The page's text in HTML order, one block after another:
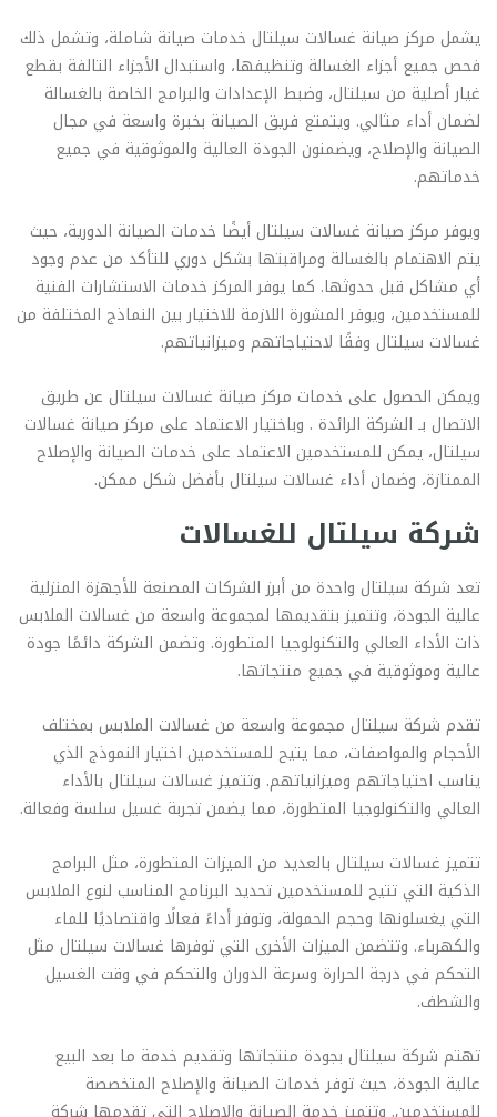
يشمل مركز صيانة غسالات سيلتال خدمات صيانة شاملة، وتشمل ذلك
فحص جميع أجزاء الغسالة وتنظيفها، واستبدال الأجزاء التالفة بقطع
غيار أصلية من سيلتال، وضبط الإعدادات والبرامج الخاصة بالغسالة
لضمان أداء مثالي. ويتمتع فريق الصيانة بخبرة واسعة في مجال
الصيانة والإصلاح، ويضمنون الجودة العالية والموثوقية في جميع
خدماتهم.
ويوفر مركز صيانة غسالات سيلتال أيضًا خدمات الصيانة الدورية، حيث
يتم الاهتمام بالغسالة ومراقبتها بشكل دوري للتأكد من عدم وجود
أي مشاكل قبل حدوثها. كما يوفر المركز خدمات الاستشارات الفنية
للمستخدمين، ويوفر المشورة اللازمة للاختيار بين النماذج المختلفة من
غسالات سيلتال وفقًا لاحتياجاتهم وميزانياتهم.
ويمكن الحصول على خدمات مركز صيانة غسالات سيلتال عن طريق
الاتصال بـ الشركة الرائدة . وباختيار الاعتماد على مركز صيانة غسالات
سيلتال، يمكن للمستخدمين الاعتماد على خدمات الصيانة والإصلاح
الممتازة، وضمان أداء غسالات سيلتال بأفضل شكل ممكن.
شركة سيلتال للغسالات
تعد شركة سيلتال واحدة من أبرز الشركات المصنعة للأجهزة المنزلية
عالية الجودة، وتتميز بتقديمها لمجموعة واسعة من غسالات الملابس
ذات الأداء العالي والتكنولوجيا المتطورة. وتضمن الشركة دائمًا جودة
عالية وموثوقية في جميع منتجاتها.
تقدم شركة سيلتال مجموعة واسعة من غسالات الملابس بمختلف
الأحجام والمواصفات، مما يتيح للمستخدمين اختيار النموذج الذي
يناسب احتياجاتهم وميزانياتهم. وتتميز غسالات سيلتال بالأداء
العالي والتكنولوجيا المتطورة، مما يضمن تجربة غسيل سلسة وفعالة.
تتميز غسالات سيلتال بالعديد من الميزات المتطورة، مثل البرامج
الذكية التي تتيح للمستخدمين تحديد البرنامج المناسب لنوع الملابس
التي يغسلونها وحجم الحمولة، وتوفر أداءً فعالًا واقتصاديًا للماء
والكهرباء. وتتضمن الميزات الأخرى التي توفرها غسالات سيلتال مثل
التحكم في درجة الحرارة وسرعة الدوران والتحكم في وقت الغسيل
والشطف.
تهتم شركة سيلتال بجودة منتجاتها وتقديم خدمة ما بعد البيع
عالية الجودة، حيث توفر خدمات الصيانة والإصلاح المتخصصة